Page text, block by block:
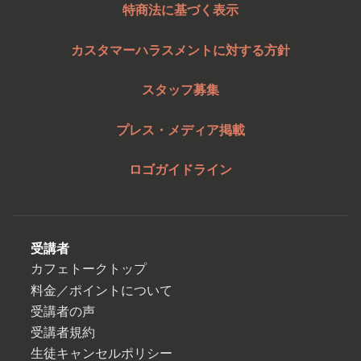
特商法に基づく表示
カスタマーハラスメントに対する方針
スタッフ募集
プレス・メディア掲載
ロゴガイドライン
受講者
カフェトークトップ
料金／ポイントについて
受講者の声
受講者規約
生徒キャンセルポリシー